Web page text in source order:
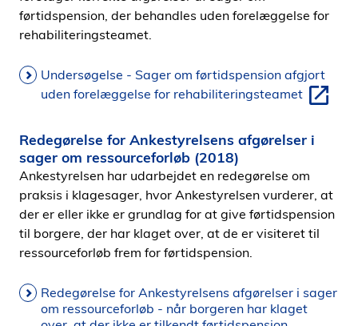
førtidspension, der behandles uden forelæggelse for
rehabiliteringsteamet.
Undersøgelse - Sager om førtidspension afgjort
uden forelæggelse for rehabiliteringsteamet
Redegørelse for Ankestyrelsens afgørelser i
sager om ressourceforløb (2018)
Ankestyrelsen har udarbejdet en redegørelse om
praksis i klagesager, hvor Ankestyrelsen vurderer, at
der er eller ikke er grundlag for at give førtidspension
til borgere, der har klaget over, at de er visiteret til
ressourceforløb frem for førtidspension.
Redegørelse for Ankestyrelsens afgørelser i sager
om ressourceforløb - når borgeren har klaget